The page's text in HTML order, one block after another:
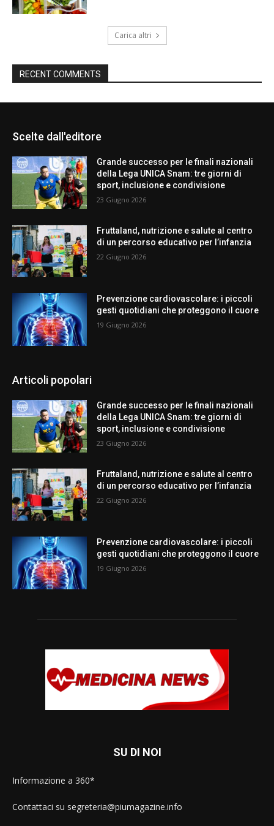
Carica altri
RECENT COMMENTS
Scelte dall'editore
Grande successo per le finali nazionali
della Lega UNICA Snam: tre giorni di
sport, inclusione e condivisione
23 Giugno 2026
Fruttaland, nutrizione e salute al centro
di un percorso educativo per l’infanzia
22 Giugno 2026
Prevenzione cardiovascolare: i piccoli
gesti quotidiani che proteggono il cuore
19 Giugno 2026
Articoli popolari
Grande successo per le finali nazionali
della Lega UNICA Snam: tre giorni di
sport, inclusione e condivisione
23 Giugno 2026
Fruttaland, nutrizione e salute al centro
di un percorso educativo per l’infanzia
22 Giugno 2026
Prevenzione cardiovascolare: i piccoli
gesti quotidiani che proteggono il cuore
19 Giugno 2026
SU DI NOI
Informazione a 360*
Contattaci su segreteria@piumagazine.info